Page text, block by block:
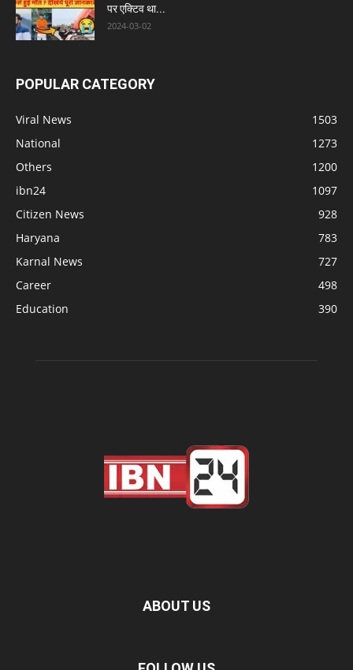
पर एक्टिव था...
2024-03-02
POPULAR CATEGORY
Viral News
1503
National
1273
Others
1200
ibn24
1097
Citizen News
928
Haryana
783
Karnal News
727
Career
498
Education
390
ABOUT US